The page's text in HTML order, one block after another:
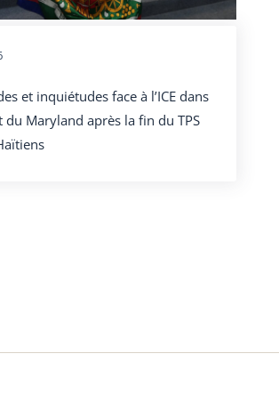
et inquiétudes face à l’ICE dans
du Maryland après la fin du TPS